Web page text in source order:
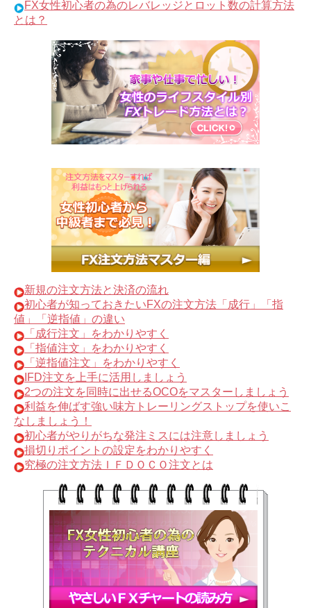
FX女性初心者の為のレバレッジとロット数の計算方法
とは？
新規の注文方法と決済の流れ
初心者が知っておきたいFXの注文方法「成行」「指
値」「逆指値」の違い
「成行注文」をわかりやすく
「指値注文」をわかりやすく
「逆指値注文」をわかりやすく
IFD注文を上手に活用しましょう
2つの注文を同時に出せるOCOをマスターしましょう
利益を伸ばす強い味方トレーリングストップを使いこ
なしましょう！
初心者がやりがちな発注ミスには注意しましょう
損切りポイントの設定をわかりやすく
究極の注文方法ＩＦＤＯＣＯ注文とは